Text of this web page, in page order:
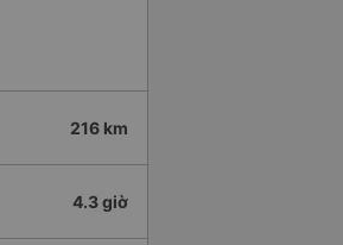
216 km
4.3 giờ